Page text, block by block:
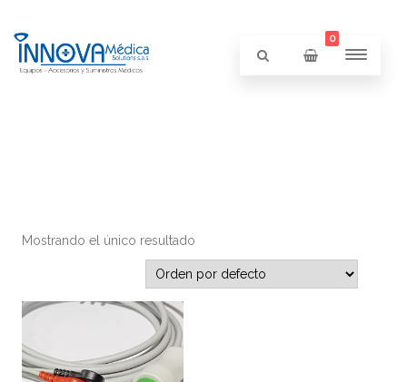
0
Mostrando el único resultado